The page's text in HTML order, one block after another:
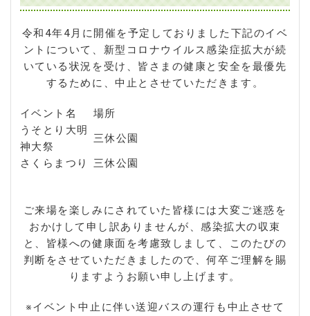
令和4年4月に開催を予定しておりました下記のイベ
ントについて、新型コロナウイルス感染症拡大が続
いている状況を受け、皆さまの健康と安全を最優先
するために、中止とさせていただきます。
イベント名
場所
うそとり大明
神大祭
三休公園
さくらまつり
三休公園
ご来場を楽しみにされていた皆様には大変ご迷惑を
おかけして申し訳ありませんが、感染拡大の収束
と、皆様への健康面を考慮致しまして、このたびの
判断をさせていただきましたので、何卒ご理解を賜
りますようお願い申し上げます。
※イベント中止に伴い送迎バスの運行も中止させて